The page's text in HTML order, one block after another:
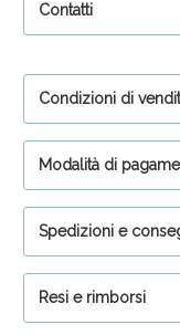
Contatti
Condizioni di
Modalità di
Spedizioni e
Resi e rimborsi